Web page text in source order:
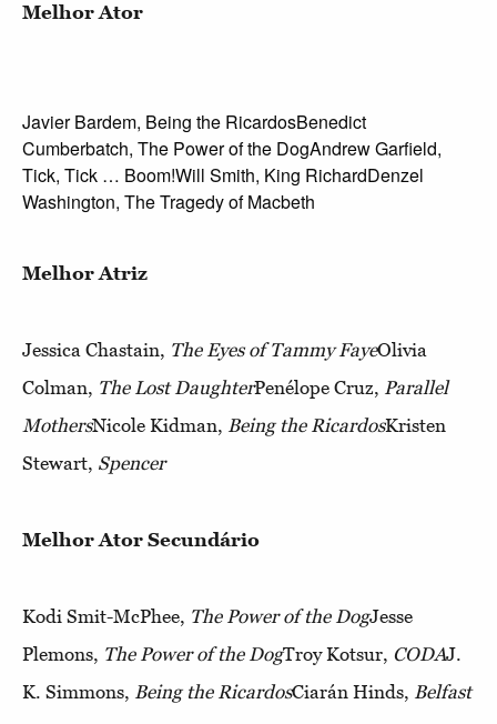
Melhor Ator
Javier Bardem, Being the RicardosBenedict
Cumberbatch, The Power of the DogAndrew Garfield,
Tick, Tick … Boom!Will Smith, King RichardDenzel
Washington, The Tragedy of Macbeth
Melhor Atriz
Jessica Chastain, The Eyes of Tammy FayeOlivia
Colman, The Lost DaughterPenélope Cruz, Parallel
MothersNicole Kidman, Being the RicardosKristen
Stewart, Spencer
Melhor Ator Secundário
Kodi Smit-McPhee, The Power of the DogJesse
Plemons, The Power of the DogTroy Kotsur, CODAJ.
K. Simmons, Being the RicardosCiarán Hinds, Belfast